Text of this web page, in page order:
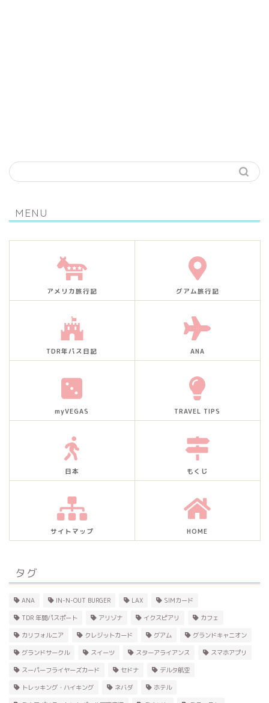
MENU
アメリカ旅行記 グアム旅行記
TDR年パス日記 ANA
myVEGAS TRAVEL TIPS
日本 もくじ
サイトマップ HOME
タグ
ANA IN-N-OUT BURGER LAX SIMカード
TDR 年間パスポート アリゾナ イクスピアリ カフェ
カリフォルニア クレジットカード グアム グランドキャニオン
グランドサークル スイーツ スターアライアンス スマホアプリ
スーパーフライヤーズカード セドナ デルタ航空
トレッキング・ハイキング ネバダ ホテル